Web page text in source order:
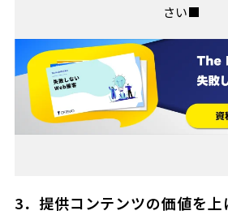
さい■
3．提供コンテンツの価値を上